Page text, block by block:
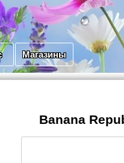
Магазины
Banana